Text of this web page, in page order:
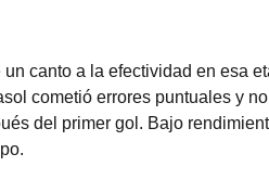
canto a la efectividad en esa
cometió errores puntuales y
del primer gol. Bajo